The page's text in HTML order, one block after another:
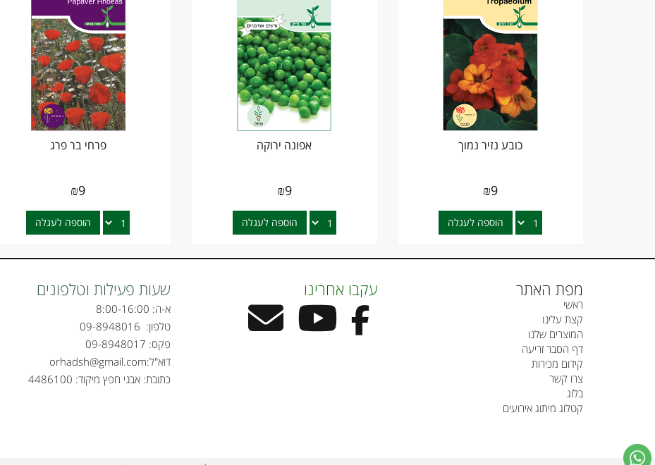
כובע נזיר נמוך
₪9
הוספה לעגלה
אפונה ירוקה
₪9
הוספה לעגלה
פרחי בר פרג
₪9
הוספה לעגלה
מפת האתר
ראשי
קצת עלינו
המוצרים שלנו
דף הסבר זריעה
קידום מכירות
צרו קשר
בלוג
קטלוג מיתוג אירועים
עקבו אחרינו שעות פעילות וטלפונים
א-ה: 8:00-16:00
טלפון:
פקס: 09-8948017
דוא"ל:orhadsh@gmail.com
כתובת: אבני חפץ מיקוד: 4486100